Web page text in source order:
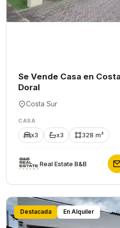
Se Vende Casa en
Doral
Costa Sur
CASA
x3 x3 328 m²
Rеаl Еstаtе В&В
Destacada En Alquiler